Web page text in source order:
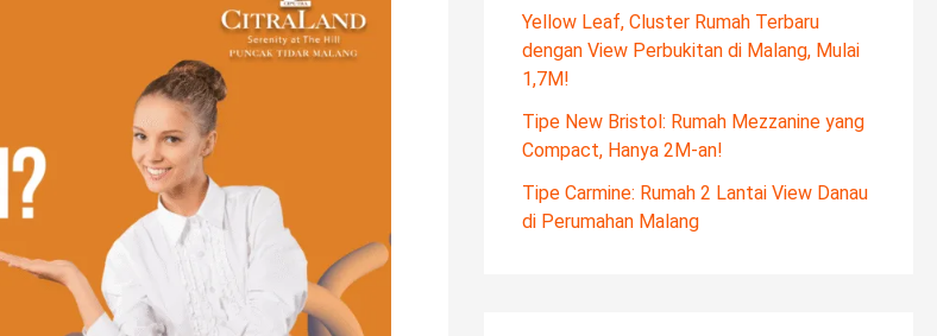
f
o
Yellow Leaf, Cluster Rumah Terbaru
dengan View Perbukitan di Malang, Mulai
1,7M!
Tipe New Bristol: Rumah Mezzanine yang
Compact, Hanya 2M-an!
Tipe Carmine: Rumah 2 Lantai View Danau
di Perumahan Malang